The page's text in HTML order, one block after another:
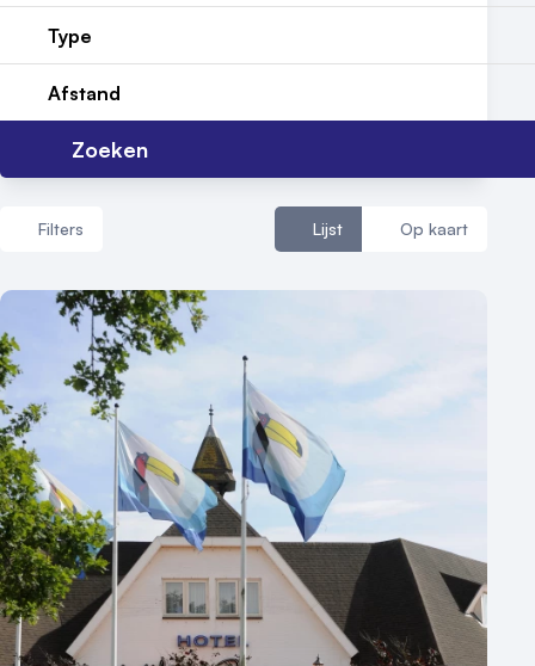
Contact
Type
Afstand
Zoeken
Filters Lijst Op kaart
Aantal zalen
1 - 5 zalen
6 - 10 zalen
10 of meer zalen
Aantal personen
1 - 50 personen
50 - 100 personen
100 - 250 personen
250 - 500 personen
500+ personen